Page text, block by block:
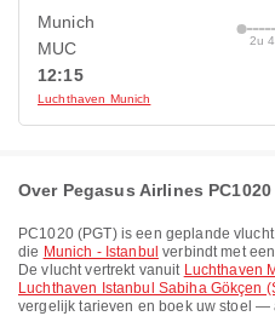
Munich
MUC
12:15
Luchthaven Munich
2u
Over Pegasus Airlines PC1020
PC1020(PGT) is een geplande
die Munich - Istanbul verbindt met
De vlucht vertrekt vanuit Luchthaven
Luchthaven Istanbul Sabiha Gökçen
vergelijk tarieven en boek uw stoel —